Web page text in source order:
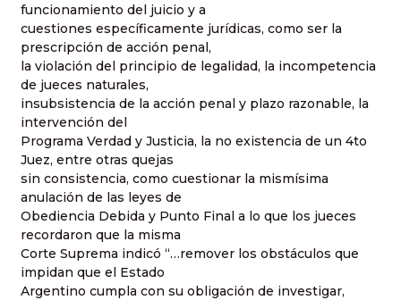
funcionamiento del juicio y a
cuestiones específicamente jurídicas, como ser la
prescripción de acción penal,
la violación del principio de legalidad, la incompetencia
de jueces naturales,
insubsistencia de la acción penal y plazo razonable, la
intervención del
Programa Verdad y Justicia, la no existencia de un 4to
Juez, entre otras quejas
sin consistencia, como cuestionar la mismísima
anulación de las leyes de
Obediencia Debida y Punto Final a lo que los jueces
recordaron que la misma
Corte Suprema indicó “…remover los obstáculos que
impidan que el Estado
Argentino cumpla con su obligación de investigar,